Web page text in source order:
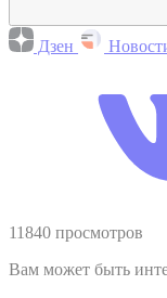
Дзен
11840 просмотров
Вам может быть